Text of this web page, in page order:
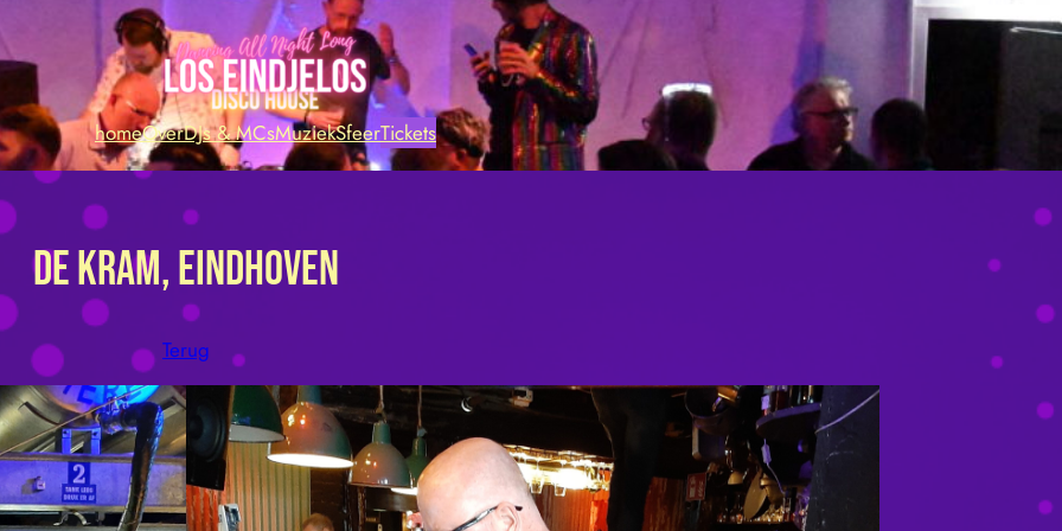
homeOverDJs & MCsMuziekSfeerTickets
de kram, eindhoven
Terug